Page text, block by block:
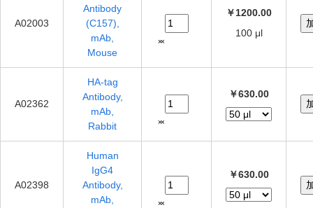
A02003
Antibody
(C157),
mAb,
Mouse
￥1200.00
100 μl
A02362
HA-tag
Antibody,
mAb,
Rabbit
￥630.00
A02398
Human
IgG4
Antibody,
mAb,
￥630.00